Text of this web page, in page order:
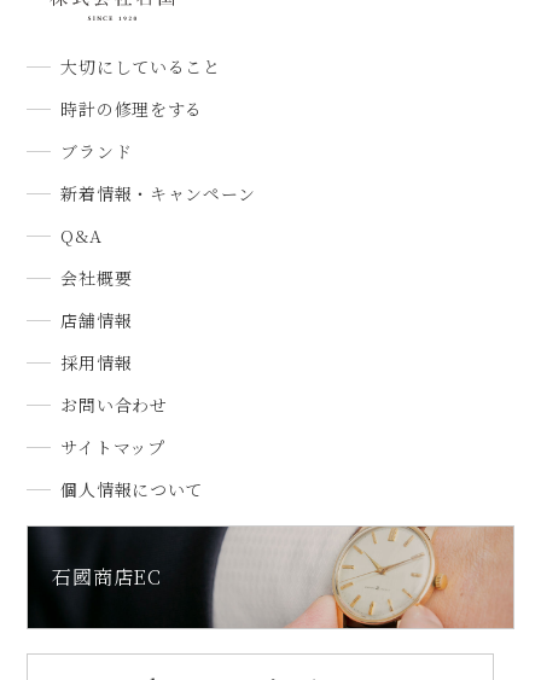
大切にしていること
時計の修理をする
ブランド
新着情報・キャンペーン
Q&A
会社概要
店舗情報
採用情報
お問い合わせ
サイトマップ
個人情報について
石國商店EC